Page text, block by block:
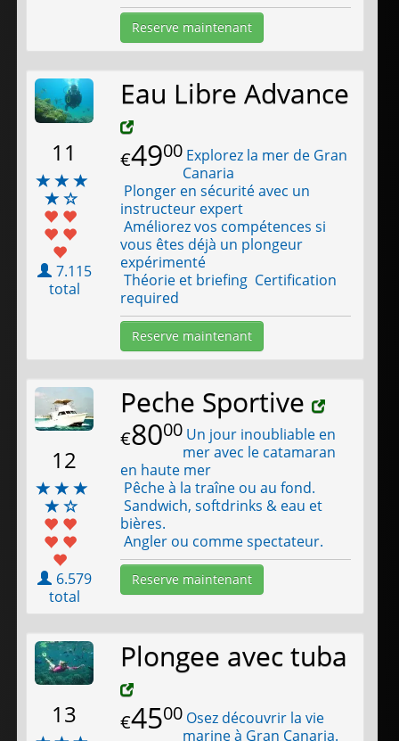
Reserve maintenant
11
7.115
total
Eau Libre Advance
€4900 Explorez la mer de Gran
Canaria
Plonger en sécurité avec un
instructeur expert
Améliorez vos compétences si
vous êtes déjà un plongeur
expérimenté
Théorie et briefing Certification
required
Reserve maintenant
12
6.579
total
Peche Sportive
€8000 Un jour inoubliable en
mer avec le catamaran
en haute mer
Pêche à la traîne ou au fond.
Sandwich, softdrinks & eau et
bières.
Angler ou comme spectateur.
Reserve maintenant
13
Plongee avec tuba
€4500 Osez découvrir la vie
marine à Gran Canaria.